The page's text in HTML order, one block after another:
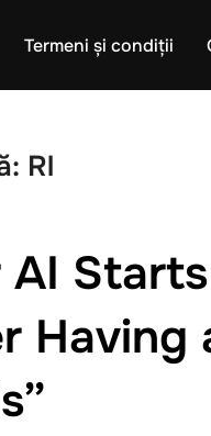
Termeni și condiții
Rl
AI
Having